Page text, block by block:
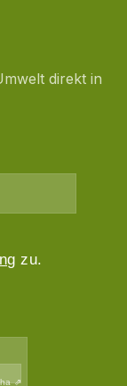
direkt in